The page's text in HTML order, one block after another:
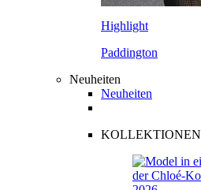
Highlight
Paddington
Neuheiten
Neuheiten
KOLLEKTIONEN